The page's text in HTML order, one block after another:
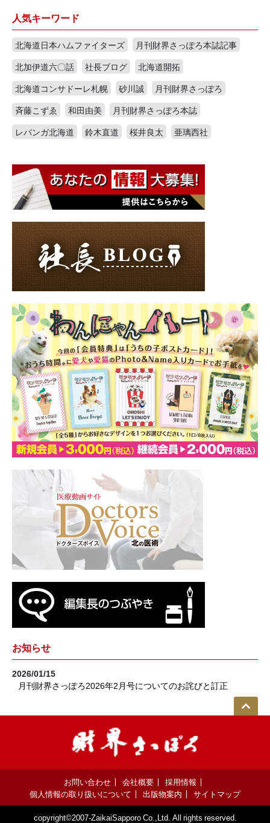
人気キーワード
北海道日本ハムファイターズ
月刊財界さっぽろ本誌記事
北加伊道六〇話
社長ブログ
北海道開拓
北海道コンサドーレ札幌
砂川誠
月刊財界さっぽろ
斉藤こずゑ
和田由美
月刊財界さっぽろ本誌
レバンガ北海道
鈴木直道 桜井良太 亜璃西社
お知らせ
2026/01/15
月刊財界さっぽろ2026年2月号についてのお詫びと訂正
お問い合わせ 会社概要
採用情報
個人情報の取り扱いについて
出版物案内 サイトマップ
copyright©2007-ZaikaiSapporo Co.,Ltd. All rights reserved.